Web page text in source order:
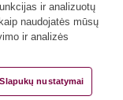
ir analizuotų
naudojatės mūsų
ir analizės
Slapukų nustatymai